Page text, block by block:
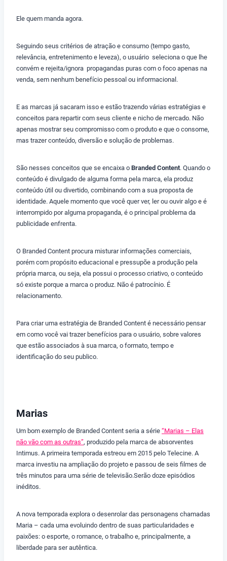
Ele quem manda agora.
Seguindo seus critérios de atração e consumo (tempo gasto,
relevância, entretenimento e leveza), o usuário seleciona o que lhe
convém e rejeita/ignora propagandas puras com o foco apenas na
venda, sem nenhum benefício pessoal ou informacional.
E as marcas já sacaram isso e estão trazendo várias estratégias e
conceitos para repartir com seus cliente e nicho de mercado. Não
apenas mostrar seu compromisso com o produto e que o consome,
mas trazer conteúdo, diversão e solução de problemas.
São nesses conceitos que se encaixa o Branded Content. Quando o
conteúdo é divulgado de alguma forma pela marca, ela produz
conteúdo útil ou divertido, combinando com a sua proposta de
identidade. Aquele momento que você quer ver, ler ou ouvir algo e é
interrompido por alguma propaganda, é o principal problema da
publicidade enfrenta.
O Branded Content procura misturar informações comerciais,
porém com propósito educacional e pressupõe a produção pela
própria marca, ou seja, ela possui o processo criativo, o conteúdo
só existe porque a marca o produz. Não é patrocínio. É
relacionamento.
Para criar uma estratégia de Branded Content é necessário pensar
em como você vai trazer benefícios para o usuário, sobre valores
que estão associados à sua marca, o formato, tempo e
identificação do seu publico.
Marias
Um bom exemplo de Branded Content seria a série “Marias – Elas
não vão com as outras”, produzido pela marca de absorventes
Intimus. A primeira temporada estreou em 2015 pelo Telecine. A
marca investiu na ampliação do projeto e passou de seis filmes de
três minutos para uma série de televisão.Serão doze episódios
inéditos.
A nova temporada explora o desenrolar das personagens chamadas
Maria – cada uma evoluindo dentro de suas particularidades e
paixões: o esporte, o romance, o trabalho e, principalmente, a
liberdade para ser autêntica.